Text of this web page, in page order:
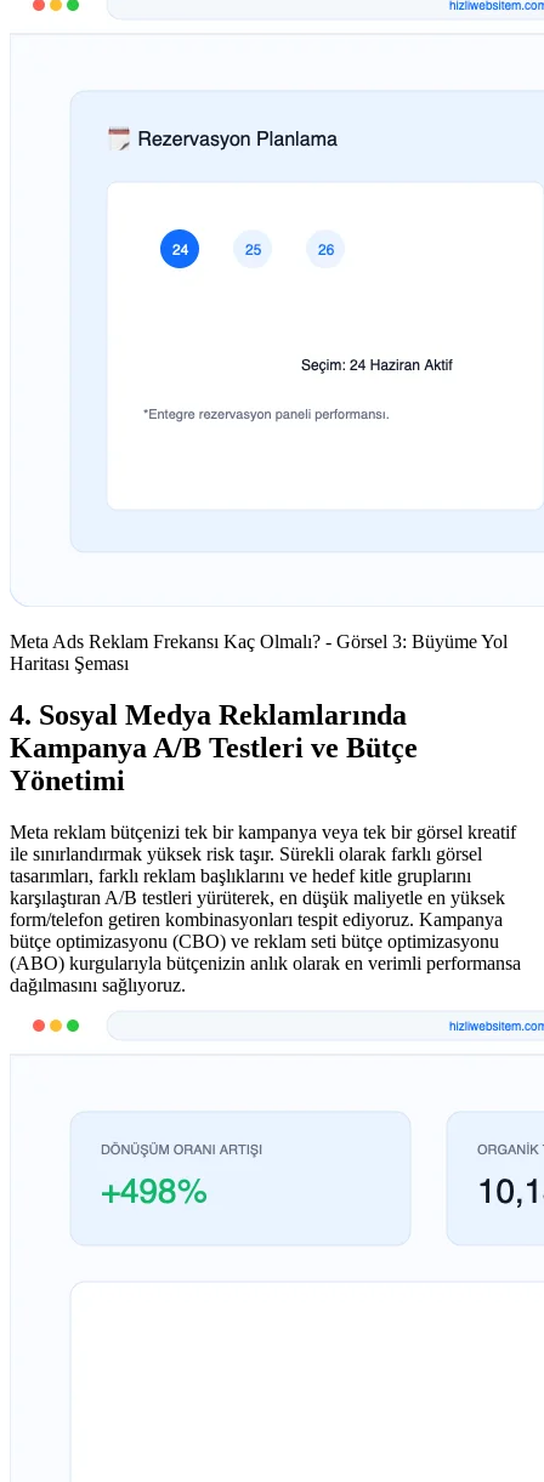
Meta Ads Reklam Frekansı Kaç Olmalı? - Görsel 3: Büyüme Yol
Haritası Şeması
4. Sosyal Medya Reklamlarında
Kampanya A/B Testleri ve Bütçe
Yönetimi
Meta reklam bütçenizi tek bir kampanya veya tek bir görsel kreatif
ile sınırlandırmak yüksek risk taşır. Sürekli olarak farklı görsel
tasarımları, farklı reklam başlıklarını ve hedef kitle gruplarını
karşılaştıran A/B testleri yürüterek, en düşük maliyetle en yüksek
form/telefon getiren kombinasyonları tespit ediyoruz. Kampanya
bütçe optimizasyonu (CBO) ve reklam seti bütçe optimizasyonu
(ABO) kurgularıyla bütçenizin anlık olarak en verimli performansa
dağılmasını sağlıyoruz.